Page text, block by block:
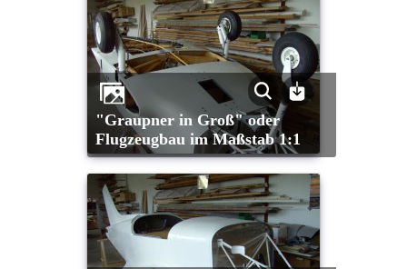
"Graupner in Groß" oder
Flugzeugbau im Maßstab 1:1